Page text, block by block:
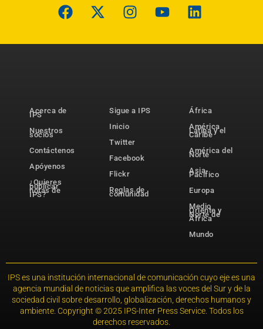
Acerca de
IPS
Nuestros
socios
Contáctenos
Apóyenos
¿Quieres
publicar
notas de
IPS?
Sigue a IPS
Inicio
Twitter
Facebook
Flickr
Reglas de
comunidad
África
América
Latina y el
Caribe
América del
Norte
Asia-
Pacífico
Europa
Medio
Oriente y
Norte de
África
Mundo
IPS es una institución internacional de comunicación cuyo eje es una
agencia mundial de noticias que amplifica las voces del Sur y de la
sociedad civil sobre desarrollo, globalización, derechos humanos y
ambiente. Copyright © 2025 IPS-Inter Press Service. Todos los
derechos reservados.